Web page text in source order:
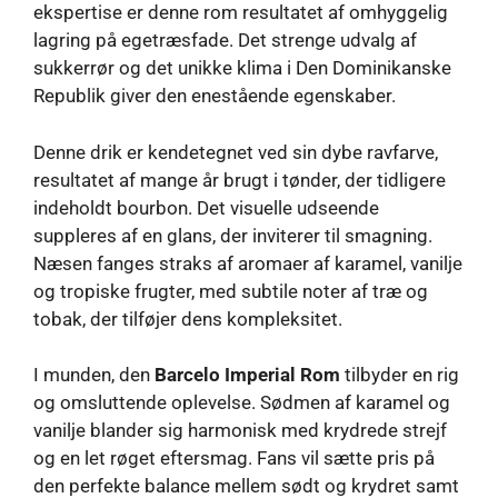
ekspertise er denne rom resultatet af omhyggelig
lagring på egetræsfade. Det strenge udvalg af
sukkerrør og det unikke klima i Den Dominikanske
Republik giver den enestående egenskaber.
Denne drik er kendetegnet ved sin dybe ravfarve,
resultatet af mange år brugt i tønder, der tidligere
indeholdt bourbon. Det visuelle udseende
suppleres af en glans, der inviterer til smagning.
Næsen fanges straks af aromaer af karamel, vanilje
og tropiske frugter, med subtile noter af træ og
tobak, der tilføjer dens kompleksitet.
I munden, den Barcelo Imperial Rom tilbyder en rig
og omsluttende oplevelse. Sødmen af ​​karamel og
vanilje blander sig harmonisk med krydrede strejf
og en let røget eftersmag. Fans vil sætte pris på
den perfekte balance mellem sødt og krydret samt